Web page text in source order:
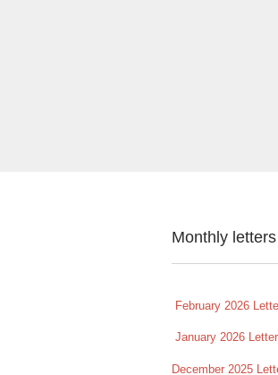
Monthly letters
February 2026
January 2026 Letter
December 2025